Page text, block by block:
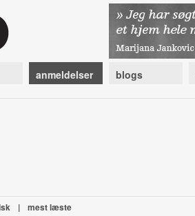
anmeldelser blogs
| mest læste